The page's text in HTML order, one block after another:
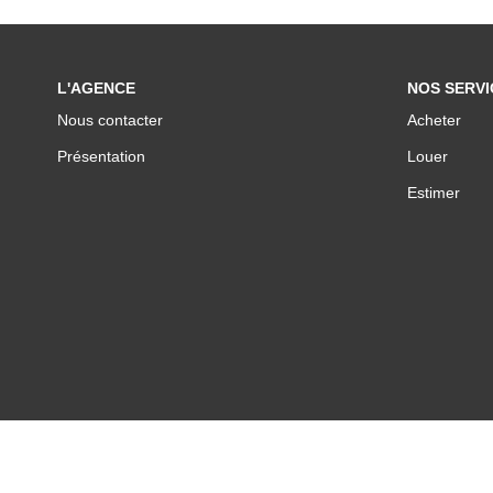
L'AGENCE
Nous contacter
Présentation
NOS
Acheter
Louer
Estimer